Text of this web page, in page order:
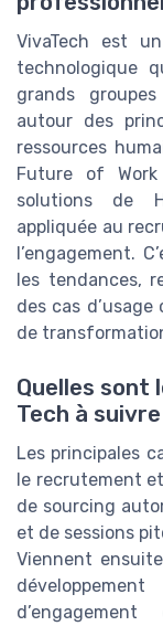
VivaTech est
technologique
grands
autour des
ressources
Future of
solutions de
appliquée au
l’engagement.
les tendances,
des cas
de
Quelles sont
Tech à
Les principales
le recrutement
de sourcing
et de sessions
Viennent